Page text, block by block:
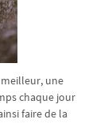
une
chaque jour
faire de la